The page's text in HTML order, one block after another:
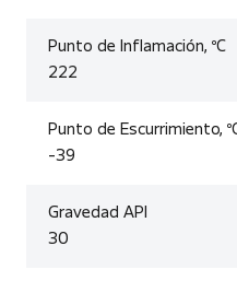
Punto de Inflamación, ºC
222
Punto de Escurrimiento,
-39
Gravedad API
30